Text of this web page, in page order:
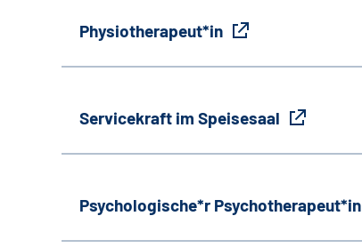
Physiotherapeut*in
Servicekraft im Speisesaal
Psychologische*r Psychotherapeut*in